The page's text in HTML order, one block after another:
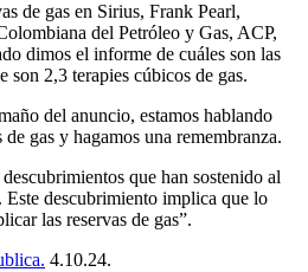
de gas en Sirius, Frank Pearl,
del Petróleo y Gas, ACP,
dimos el informe de cuáles son las
son 2,3 terapies cúbicos de gas.
del anuncio, estamos hablando
gas y hagamos una remembranza.
que han sostenido al
Este descubrimiento implica que lo
las reservas de gas”.
4.10.24.